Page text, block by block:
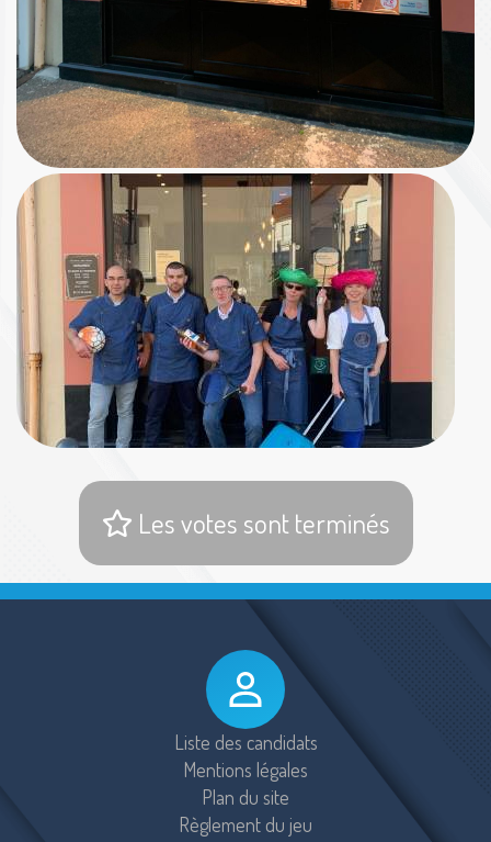
Les votes sont terminés
Liste des candidats
Mentions légales
Plan du site
Règlement du jeu